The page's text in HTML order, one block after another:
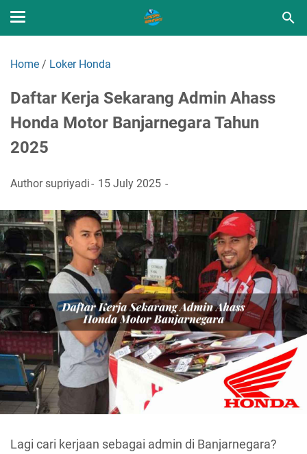
Home / Loker Honda
Daftar Kerja Sekarang Admin Ahass
Honda Motor Banjarnegara Tahun
2025
Authorsupriyadi 15 July 2025
Lagi cari kerjaan sebagai admin di Banjarnegara?